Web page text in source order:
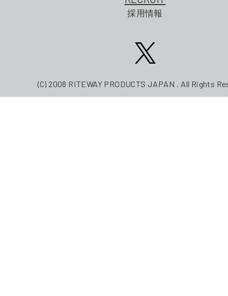
採用情報
(C) 2008 RITEWAY PRODUCTS JAPAN . All Rights